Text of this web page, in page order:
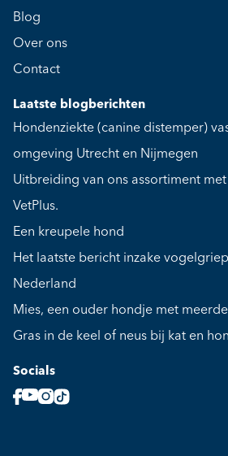
Blog
Over ons
Contact
Laatste blogberichten
Hondenziekte (canine distemper)
omgeving Utrecht en Nijmegen
Uitbreiding van ons assortiment
VetPlus.
Een kreupele hond
Het laatste bericht inzake
Nederland
Mies, een ouder hondje met
Gras in de keel of neus bij kat en
Socials